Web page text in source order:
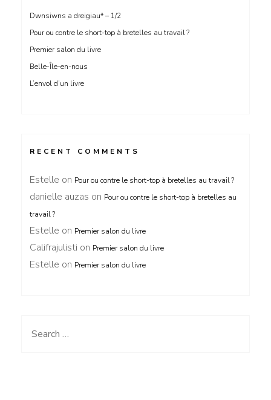
Dwnsiwns a dreigiau* – 1/2
Pour ou contre le short-top à bretelles au travail ?
Premier salon du livre
Belle-Île-en-nous
L’envol d’un livre
RECENT COMMENTS
Estelle on Pour ou contre le short-top à bretelles au travail ?
danielle auzas on Pour ou contre le short-top à bretelles au
travail ?
Estelle on Premier salon du livre
Califrajulisti on Premier salon du livre
Estelle on Premier salon du livre
Search